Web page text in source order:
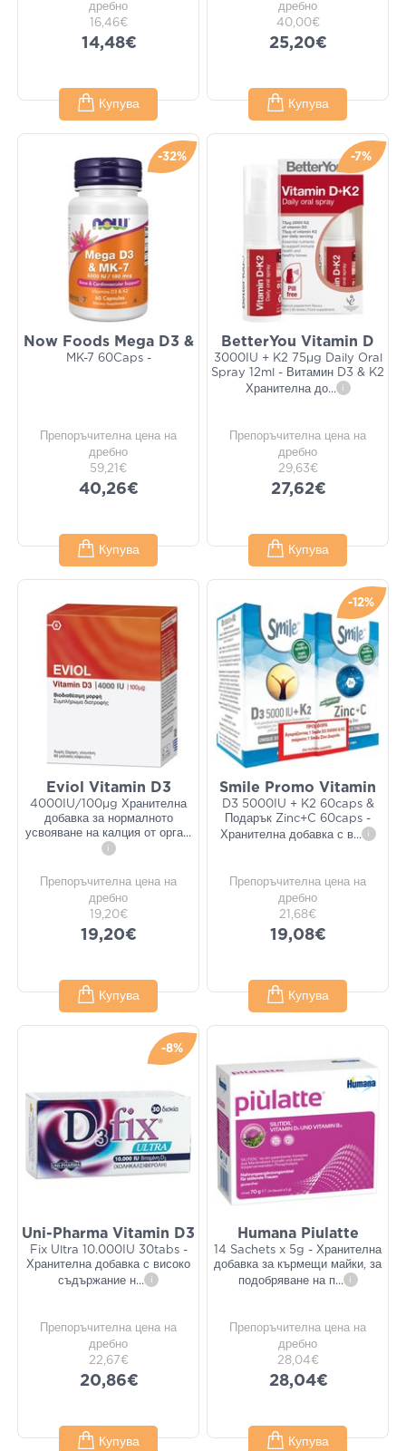
дребно
16,46€
14,48€
Купува
дребно
40,00€
25,20€
Купува
-32%
Now Foods Mega D3 &
MK-7 60Caps -
Препоръчителна цена на
дребно
59,21€
40,26€
Купува
-7%
BetterYou Vitamin D
3000IU + K2 75μg Daily Oral
Spray 12ml - Витамин D3 & K2
Хранителна до... i
Препоръчителна цена на
дребно
29,63€
27,62€
Купува
Eviol Vitamin D3
4000IU/100μg Хранителна
добавка за нормалното
усвояване на калция от орга...
i
Препоръчителна цена на
дребно
19,20€
19,20€
Купува
-12%
Smile Promo Vitamin
D3 5000IU + K2 60caps &
Подарък Zinc+C 60caps -
Хранителна добавка с в... i
Препоръчителна цена на
дребно
21,68€
19,08€
Купува
-8%
Uni-Pharma Vitamin D3
Fix Ultra 10.000IU 30tabs -
Хранителна добавка с високо
съдържание н... i
Препоръчителна цена на
дребно
22,67€
20,86€
Купува
Humana Piulatte
14 Sachets x 5g - Хранителна
добавка за кърмещи майки, за
подобряване на п... i
Препоръчителна цена на
дребно
28,04€
28,04€
Купува